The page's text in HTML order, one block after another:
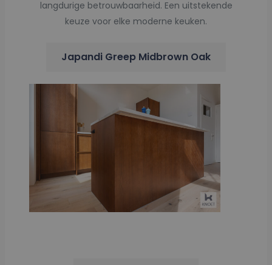
langdurige betrouwbaarheid. Een uitstekende
keuze voor elke moderne keuken.
Japandi Greep Midbrown Oak